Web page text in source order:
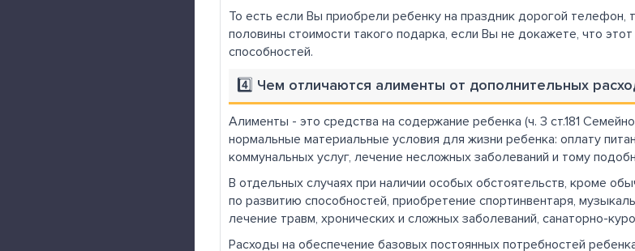
То есть если Вы приобрели ребенку на праздник дорогой телефон,
половины стоимости такого подарка, если Вы не докажете, что
способностей.
4️⃣ Чем отличаются алименты от дополнительных
Алименты - это средства на содержание ребенка (ч. 3 ст.181
нормальные материальные условия для жизни ребенка: оплату
коммунальных услуг, лечение несложных заболеваний и тому
В отдельных случаях при наличии особых обстоятельств, кроме
по развитию способностей, приобретение спортинвентаря,
лечение травм, хронических и сложных заболеваний, санаторно-
Расходы на обеспечение базовых постоянных потребностей